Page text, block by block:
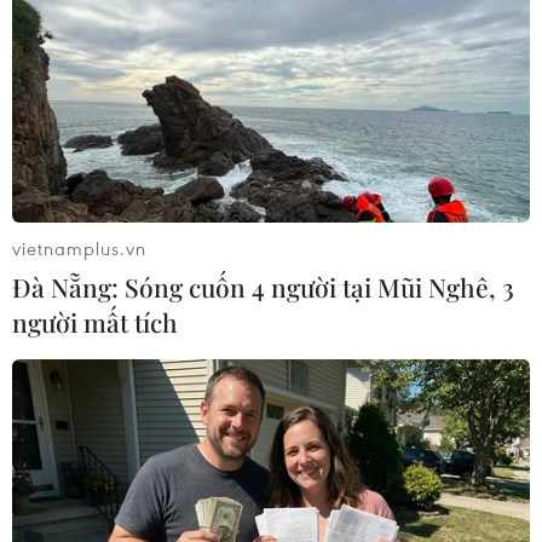
sóc Khách hàng Việt Nam Suzuki để được tư vấn
và hỗ trợ.
Một số hình ảnh về mẫu xe Hybrid Ertiga:
Suzuki Hybrid Ertiga giúp giảm 6 tấn phát thải khí CO2 và góp
phần bảo vệ môi trường.
vietnamplus.vn
Đà Nẵng: Sóng cuốn 4 người tại Mũi Nghê, 3
người mất tích